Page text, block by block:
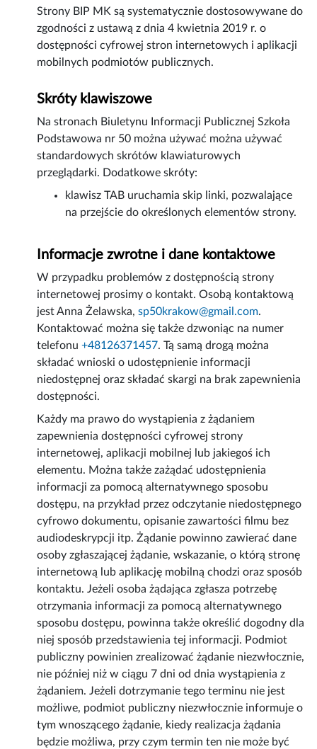
Strony BIP MK są systematycznie dostosowywane do
zgodności z ustawą z dnia 4 kwietnia 2019 r. o
dostępności cyfrowej stron internetowych i aplikacji
mobilnych podmiotów publicznych.
Skróty klawiszowe
Na stronach Biuletynu Informacji Publicznej Szkoła
Podstawowa nr 50 można używać można używać
standardowych skrótów klawiaturowych
przeglądarki. Dodatkowe skróty:
klawisz TAB uruchamia skip linki, pozwalające
na przejście do określonych elementów strony.
Informacje zwrotne i dane kontaktowe
W przypadku problemów z dostępnością strony
internetowej prosimy o kontakt. Osobą kontaktową
jestAnna Żelawska,sp50krakow@gmail.com.
Kontaktować można się także dzwoniąc na numer
telefonu+48126371457. Tą samą drogą można
składać wnioski o udostępnienie informacji
niedostępnej oraz składać skargi na brak zapewnienia
dostępności.
Każdy ma prawo do wystąpienia z żądaniem
zapewnienia dostępności cyfrowej strony
internetowej, aplikacji mobilnej lub jakiegoś ich
elementu. Można także zażądać udostępnienia
informacji za pomocą alternatywnego sposobu
dostępu, na przykład przez odczytanie niedostępnego
cyfrowo dokumentu, opisanie zawartości filmu bez
audiodeskrypcji itp. Żądanie powinno zawierać dane
osoby zgłaszającej żądanie, wskazanie, o którą stronę
internetową lub aplikację mobilną chodzi oraz sposób
kontaktu. Jeżeli osoba żądająca zgłasza potrzebę
otrzymania informacji za pomocą alternatywnego
sposobu dostępu, powinna także określić dogodny dla
niej sposób przedstawienia tej informacji. Podmiot
publiczny powinien zrealizować żądanie niezwłocznie,
nie później niż w ciągu 7 dni od dnia wystąpienia z
żądaniem. Jeżeli dotrzymanie tego terminu nie jest
możliwe, podmiot publiczny niezwłocznie informuje o
tym wnoszącego żądanie, kiedy realizacja żądania
będzie możliwa, przy czym termin ten nie może być